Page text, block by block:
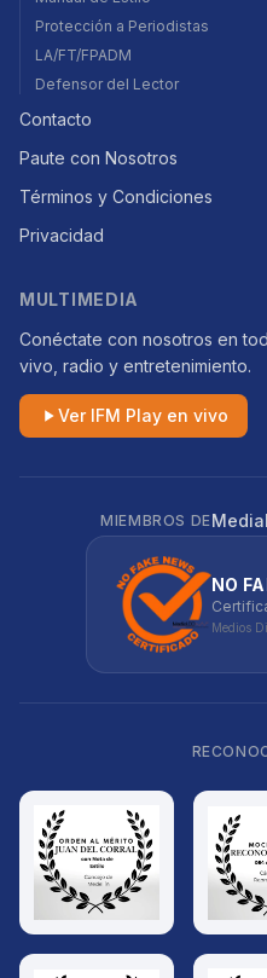
Protección a Periodistas
LA/FT/FPADM
Defensor del Lector
Contacto
Paute con Nosotros
Términos y Condiciones
Privacidad
MULTIMEDIA
Conéctate con nosotros en
vivo, radio y entretenimiento.
Ver IFM Play en vivo
MIEMBROS DE
NO
Medios